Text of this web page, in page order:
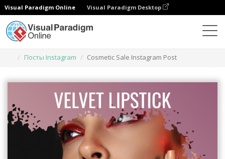
Visual Paradigm Online Visual Paradigm Desktop
Посты Instagram
Cosmetic Sale Instagram Post